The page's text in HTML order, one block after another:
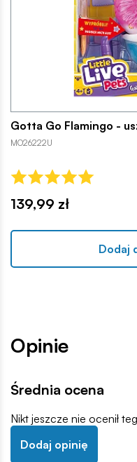
Gotta Go Flamingo -
MO26222U
139,99 zł
Dodaj
Opinie
Średnia ocena
Nikt jeszcze nie ocenił
Dodaj opinię